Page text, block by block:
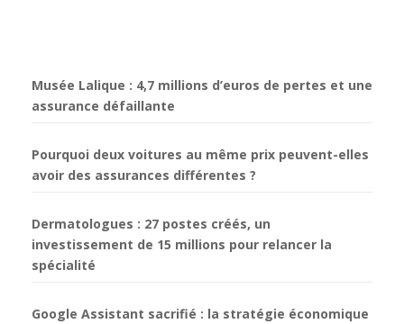
Musée Lalique : 4,7 millions d’euros de pertes et une
assurance défaillante
Pourquoi deux voitures au même prix peuvent-elles
avoir des assurances différentes ?
Dermatologues : 27 postes créés, un
investissement de 15 millions pour relancer la
spécialité
Google Assistant sacrifié : la stratégie économique